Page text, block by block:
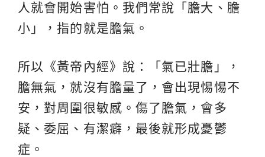
人就會開始害怕。我們常說「膽大、膽
小」，指的就是膽氣。
所以《黃帝內經》說：「氣已壯膽」，
膽無氣，就沒有膽量了，會出現惕惕不
安，對周圍很敏感。傷了膽氣，會多
疑、委屈、有潔癖，最後就形成憂鬱
症。